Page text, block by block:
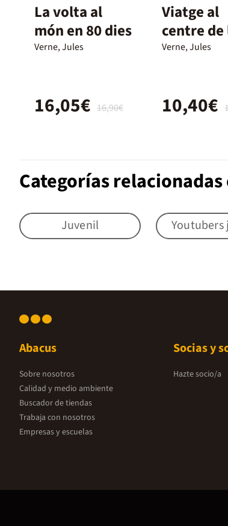
La volta al
món en 80 dies
Verne, Jules
16,90€
16,05€
Viatge al
centre de
terra
Verne, Jules
10,40€
Categorías
Juvenil Youtubers
Abacus
Sobre nosotros
Calidad y medio ambiente
Buscador de tiendas
Trabaja con nosotros
Empresas y escuelas
Socias y
Hazte socio/a